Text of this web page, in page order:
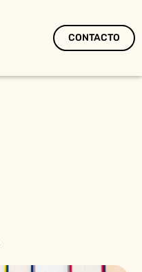
CONTACTO